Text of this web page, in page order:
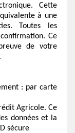
Cette
à une
Toutes les
Ce
de votre
: par carte
Agricole. Ce
données et la
sécure